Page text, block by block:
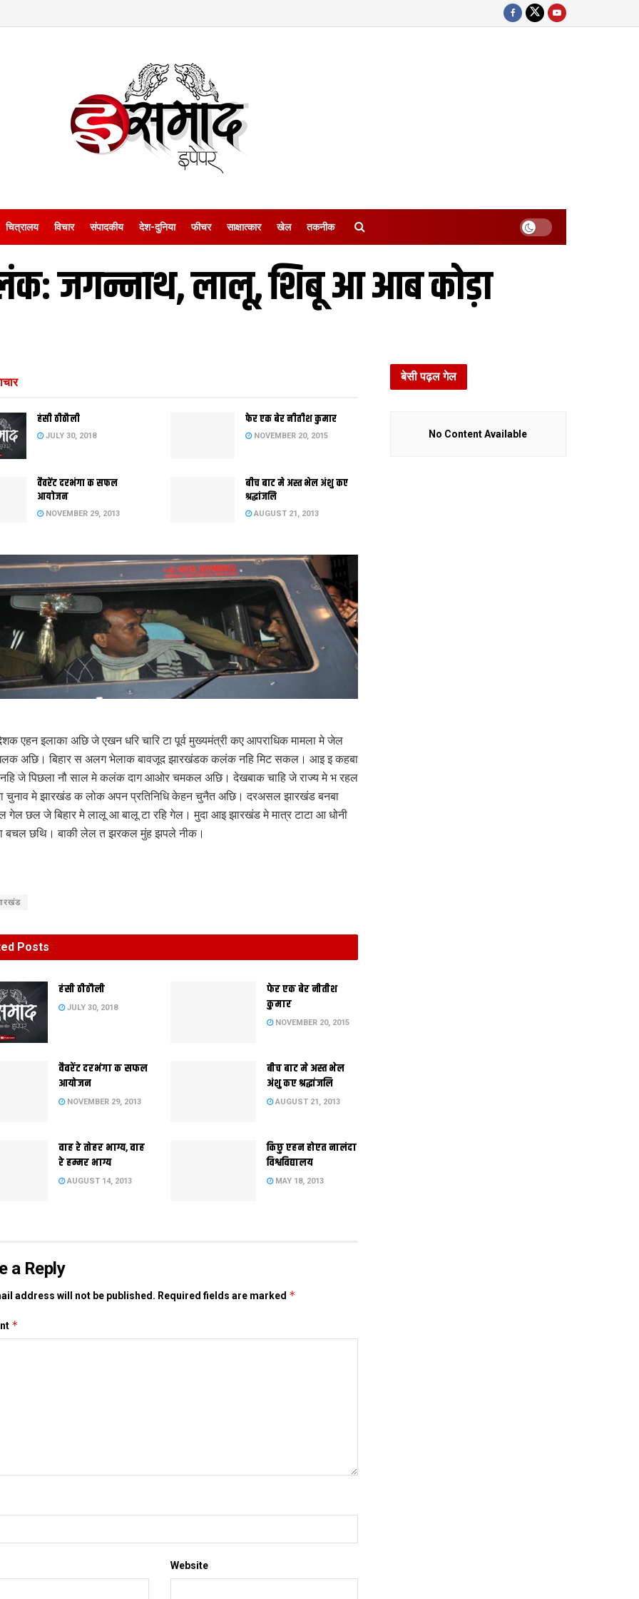
चित्रालय विचार संपादकीय देश-दुनिया फीचर साक्षात्‍कार खेल तकनीक
जगन्नाथ, लालू, शिबू आ आब कोड़ा
हंसी ठीठौली
JULY 30, 2018
फेर एक बेर नीतीश कुमार
NOVEMBER 20, 2015
वैवरेंट दरभंगा क सफल
आयोजन
NOVEMBER 29, 2013
बीच बाट मे अस्त भेल अंशु कए
श्रद्धांजलि
AUGUST 21, 2013
एहन इलाका अछि जे एखन धरि चारि टा पूर्व मुख्यमंत्री कए आपराधिक मामला मे जेल
अछि। बिहार स अलग भेलाक बावजूद झारखंडक कलंक नहि मिट सकल। आइ इ कहबा
जे पिछला नौ साल मे कलंक दाग आओर चमकल अछि। देखबाक चाहि जे राज्य मे भ रहल
चुनाव मे झारखंड क लोक अपन प्रतिनिधि केहन चुनैत अछि। दरअसल झारखंड बनबा
छल जे बिहार मे लालू आ बालू टा रहि गेल। मुदा आइ झारखंड मे मात्र टाटा आ धोनी
बचल छथि। बाकी लेल त झरकल मुंह झपले नीक।
Posts
हंसी ठीठौली
JULY 30, 2018
फेर एक बेर नीतीश
कुमार
NOVEMBER 20, 2015
वैवरेंट दरभंगा क सफल
आयोजन
NOVEMBER 29, 2013
बीच बाट मे अस्त भेल
अंशु कए श्रद्धांजलि
AUGUST 21, 2013
वाह रे तोहर भाग्य, वाह
रे हम्मर भाग्य
AUGUST 14, 2013
किछु एहन होएत नालंदा
विश्वविद्यालय
MAY 18, 2013
a Reply
address will not be published. Required fields are marked *
*
Website
बेसी पढ़ल गेल
No Content Available